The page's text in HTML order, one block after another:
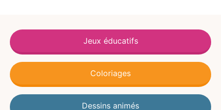
Jeux éducatifs
Coloriages
Dessins animés